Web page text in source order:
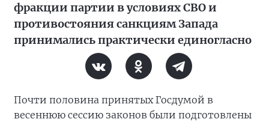
фракции партии в условиях СВО и
противостояния санкциям Запада
принимались практически единогласно
Почти половина принятых Госдумой в
весеннюю сессию законов были подготовлены